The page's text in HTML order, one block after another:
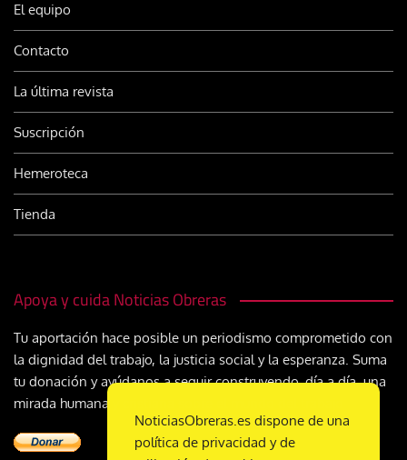
El equipo
Contacto
La última revista
Suscripción
Hemeroteca
Tienda
Apoya y cuida Noticias Obreras
Tu aportación hace posible un periodismo comprometido con
la dignidad del trabajo, la justicia social y la esperanza. Suma
tu donación y ayúdanos a seguir construyendo, día a día, una
mirada humana y cristiana sobre el mundo del trabajo
NoticiasObreras.es dispone de una
política de privacidad y de